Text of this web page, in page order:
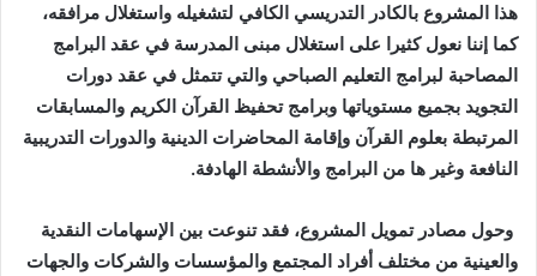
هذا المشروع بالكادر التدريسي الكافي لتشغيله واستغلال مرافقه،
كما إننا نعول كثيرا على استغلال مبنى المدرسة في عقد البرامج
المصاحبة لبرامج التعليم الصباحي والتي تتمثل في عقد دورات
التجويد بجميع مستوياتها وبرامج تحفيظ القرآن الكريم والمسابقات
المرتبطة بعلوم القرآن وإقامة المحاضرات الدينية والدورات التدريبية
النافعة وغير ها من البرامج والأنشطة الهادفة.
وحول مصادر تمويل المشروع، فقد تنوعت بين الإسهامات النقدية
والعينية من مختلف أفراد المجتمع والمؤسسات والشركات والجهات